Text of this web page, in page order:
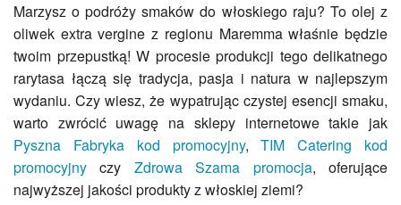
Marzysz o podróży smaków do włoskiego raju? To olej z
oliwek extra vergine z regionu Maremma właśnie będzie
twoim przepustką! W procesie produkcji tego delikatnego
rarytasa łączą się tradycja, pasja i natura w najlepszym
wydaniu. Czy wiesz, że wypatrując czystej esencji smaku,
warto zwrócić uwagę na sklepy internetowe takie jak
Pyszna Fabryka kod promocyjny,TIM Catering kod
promocyjny czy Zdrowa Szama promocja, oferujące
najwyższej jakości produkty z włoskiej ziemi?